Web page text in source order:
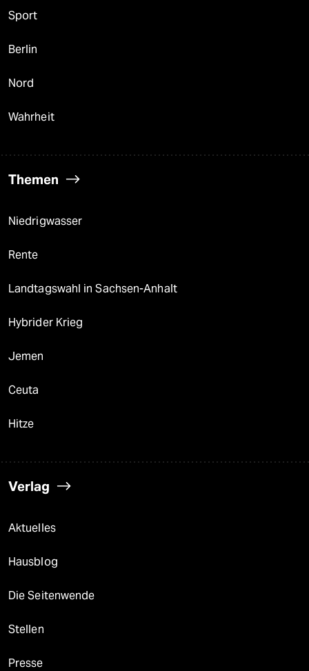
Sport
Berlin
Nord
Wahrheit
Themen
Niedrigwasser
Rente
Landtagswahl in Sachsen-Anhalt
Hybrider Krieg
Jemen
Ceuta
Hitze
Verlag
Aktuelles
Hausblog
Die Seitenwende
Stellen
Presse